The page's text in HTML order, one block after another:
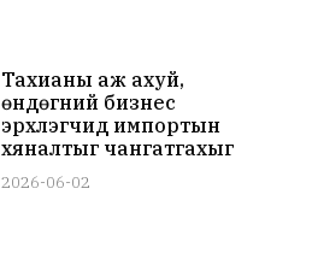
Тахианы аж ахуй,
өндөгний бизнес
эрхлэгчид импортын
хяналтыг чангатгахыг
шаардсан мэдэгдэл
гаргалаа
2026-06-02